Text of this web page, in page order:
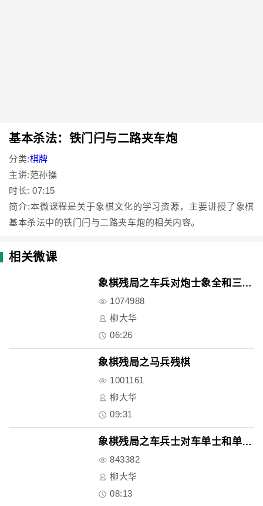
基本杀法：铁门闩与二路夹车炮
分类:棋牌
主讲:范孙操
时长: 07:15
简介:本微课程是关于象棋文化的学习资源，主要讲授了象棋
基本杀法中的铁门闩与二路夹车炮的相关内容。
相关微课
象棋残局之车兵对炮士象全和三高..
1074988
柳大华
06:26
象棋残局之马兵残棋
1001161
柳大华
09:31
象棋残局之车兵士对车单士和单马..
843382
柳大华
08:13